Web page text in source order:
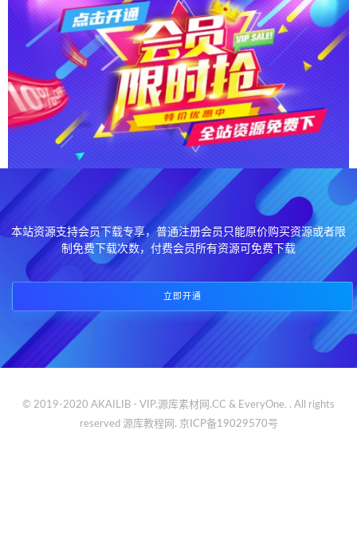
本站资源支持会员下载专享，普通注册会员只能原价购买资源或者限
制免费下载次数，付费会员所有资源可免费下载
立即开通
© 2019-2020 AKAILIB - VIP.源库素材网.CC & EveryOne. . All rights
reserved 源库教程网. 京ICP备19029570号